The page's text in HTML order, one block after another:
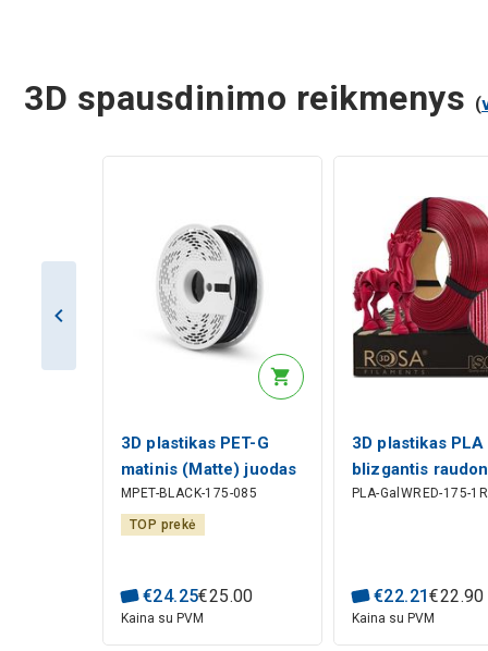
3D spausdinimo reikmenys (
3D plastikas PET-G
matinis (Matte) juodas
1.75mm 0.85kg
Fiberlogy
MPET-BLACK-175-085
TOP prekė
€24.25€25.00
Kaina su PVM
3D plastikas PLA
blizgantis
(Galaxy Red
PLA-GalWRED-175-
€22.21€22.90
Kaina su PVM